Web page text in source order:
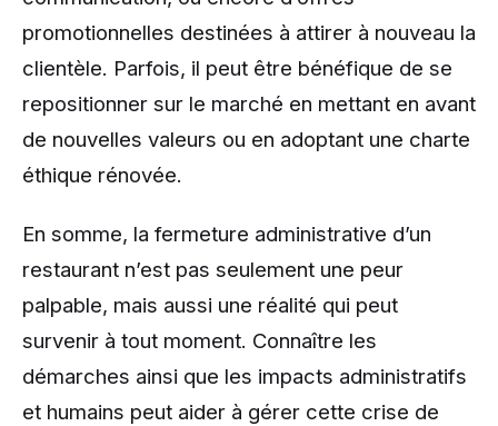
promotionnelles destinées à attirer à nouveau la
clientèle. Parfois, il peut être bénéfique de se
repositionner sur le marché en mettant en avant
de nouvelles valeurs ou en adoptant une charte
éthique rénovée.
En somme, la fermeture administrative d’un
restaurant n’est pas seulement une peur
palpable, mais aussi une réalité qui peut
survenir à tout moment. Connaître les
démarches ainsi que les impacts administratifs
et humains peut aider à gérer cette crise de